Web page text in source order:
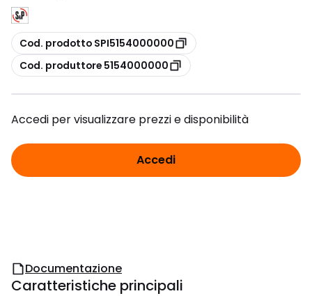
copia
Cod. prodotto SPI5154000000
copia
Cod. produttore 5154000000
Accedi per visualizzare prezzi e disponibilità
Accedi
Documentazione
Caratteristiche principali